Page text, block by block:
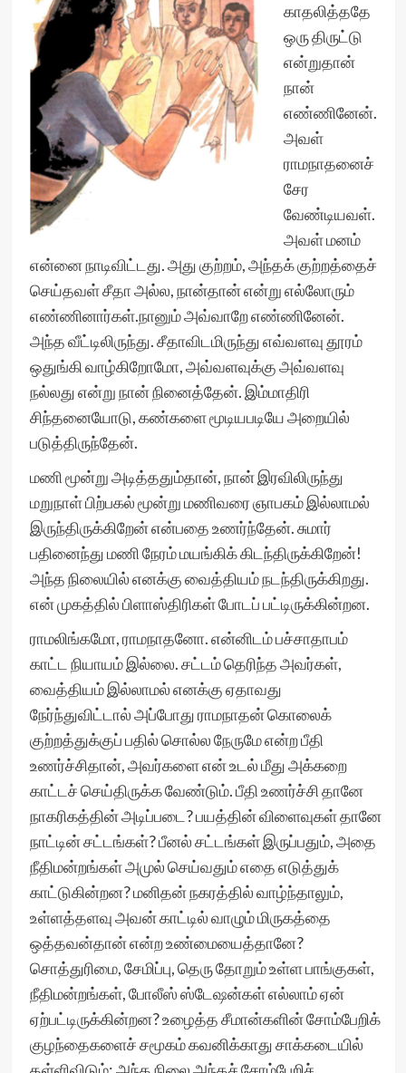
காதலித்ததே
ஒரு திருட்டு
என்றுதான்
நான்
எண்ணினேன்.
அவள்
ராமநாதனைச்
சேர
வேண்டியவள்.
அவள் மனம்
என்னை நாடிவிட்டது. அது குற்றம், அந்தக் குற்றத்தைச்
செய்தவள் சீதா அல்ல, நான்தான் என்று எல்லோரும்
எண்ணினார்கள்.நானும் அவ்வாறே எண்ணினேன்.
அந்த வீட்டிலிருந்து. சீதாவிடமிருந்து எவ்வளவு தூரம்
ஒதுங்கி வாழ்கிறோமோ, அவ்வளவுக்கு அவ்வளவு
நல்லது என்று நான் நினைத்தேன். இம்மாதிரி
சிந்தனையோடு, கண்களை மூடியபடியே அறையில்
படுத்திருந்தேன்.
மணி மூன்று அடித்ததும்தான், நான் இரவிலிருந்து
மறுநாள் பிற்பகல் மூன்று மணிவரை ஞாபகம் இல்லாமல்
இருந்திருக்கிறேன் என்பதை உணர்ந்தேன். சுமார்
பதினைந்து மணி நேரம் மயங்கிக் கிடந்திருக்கிறேன்!
அந்த நிலையில் எனக்கு வைத்தியம் நடந்திருக்கிறது.
என் முகத்தில் பிளாஸ்திரிகள் போடப் பட்டிருக்கின்றன.
ராமலிங்கமோ, ராமநாதனோ. என்னிடம் பச்சாதாபம்
காட்ட நியாயம் இல்லை. சட்டம் தெரிந்த அவர்கள்,
வைத்தியம் இல்லாமல் எனக்கு ஏதாவது
நேர்ந்துவிட்டால் அப்போது ராமநாதன் கொலைக்
குற்றத்துக்குப் பதில் சொல்ல நேருமே என்ற பீதி
உணர்ச்சிதான், அவர்களை என் உடல் மீது அக்கறை
காட்டச் செய்திருக்க வேண்டும். பீதி உணர்ச்சி தானே
நாகரிகத்தின் அடிப்படை? பயத்தின் விளைவுகள் தானே
நாட்டின் சட்டங்கள்? பீனல் சட்டங்கள் இருப்பதும், அதை
நீதிமன்றங்கள் அமுல் செய்வதும் எதை எடுத்துக்
காட்டுகின்றன? மனிதன் நகரத்தில் வாழ்ந்தாலும்,
உள்ளத்தளவு அவன் காட்டில் வாழும் மிருகத்தை
ஒத்தவன்தான் என்ற உண்மையைத்தானே?
சொத்துரிமை, சேமிப்பு, தெரு தோறும் உள்ள பாங்குகள்,
நீதிமன்றங்கள், போலீஸ் ஸ்டேஷன்கள் எல்லாம் ஏன்
ஏற்பட்டிருக்கின்றன? உழைத்த சீமான்களின் சோம்பேறிக்
குழந்தைகளைச் சமூகம் கவனிக்காது சாக்கடையில்